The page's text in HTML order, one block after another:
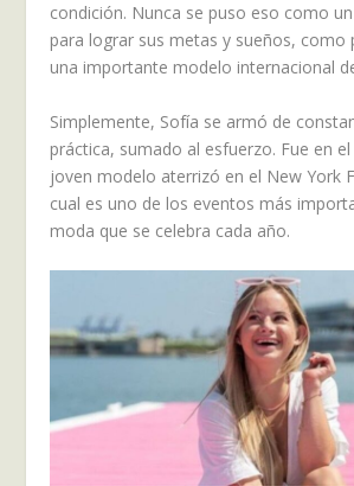
condición. Nunca se puso eso como
para lograr sus metas y sueños, como
una importante modelo internacional
Simplemente, Sofía se armó de
práctica, sumado al esfuerzo. Fue en
joven modelo aterrizó en el New York
cual es uno de los eventos más
moda que se celebra cada año.